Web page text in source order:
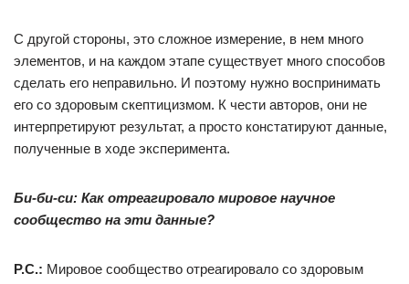
С другой стороны, это сложное измерение, в нем много
элементов, и на каждом этапе существует много способов
сделать его неправильно. И поэтому нужно воспринимать
его со здоровым скептицизмом. К чести авторов, они не
интерпретируют результат, а просто констатируют данные,
полученные в ходе эксперимента.
Би-би-си: Как отреагировало мировое научное
сообщество на эти данные?
Р.С.: Мировое сообщество отреагировало со здоровым